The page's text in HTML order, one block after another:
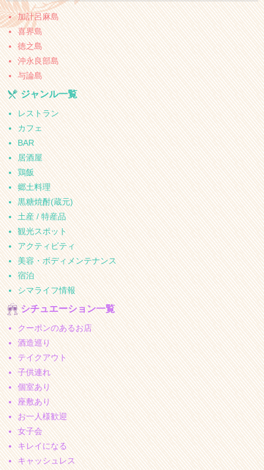
加計呂麻島
喜界島
徳之島
沖永良部島
与論島
ジャンル一覧
レストラン
カフェ
BAR
居酒屋
鶏飯
郷土料理
黒糖焼酎(蔵元)
土産 / 特産品
観光スポット
アクティビティ
美容・ボディメンテナンス
宿泊
シマライフ情報
シチュエーション一覧
クーポンのあるお店
酒造巡り
テイクアウト
子供連れ
個室あり
座敷あり
お一人様歓迎
女子会
キレイになる
キャッシュレス